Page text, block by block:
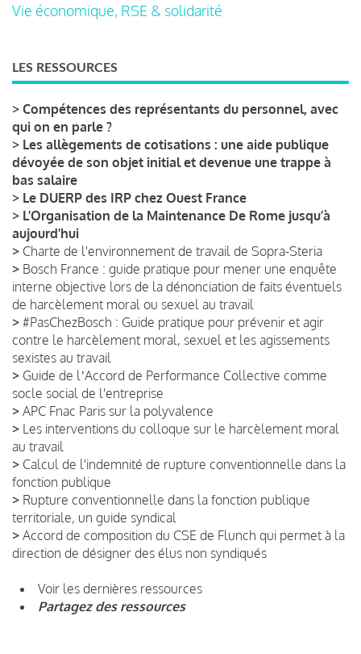
Vie économique, RSE & solidarité
LES RESSOURCES
> Compétences des représentants du personnel, avec
qui on en parle ?
> Les allègements de cotisations : une aide publique
dévoyée de son objet initial et devenue une trappe à
bas salaire
> Le DUERP des IRP chez Ouest France
> L’Organisation de la Maintenance De Rome jusqu’à
aujourd’hui
> Charte de l'environnement de travail de Sopra-Steria
> Bosch France : guide pratique pour mener une enquête
interne objective lors de la dénonciation de faits éventuels
de harcèlement moral ou sexuel au travail
> #PasChezBosch : Guide pratique pour prévenir et agir
contre le harcèlement moral, sexuel et les agissements
sexistes au travail
> Guide de lʼAccord de Performance Collective comme
socle social de l'entreprise
> APC Fnac Paris sur la polyvalence
> Les interventions du colloque sur le harcèlement moral
au travail
> Calcul de l'indemnité de rupture conventionnelle dans la
fonction publique
> Rupture conventionnelle dans la fonction publique
territoriale, un guide syndical
> Accord de composition du CSE de Flunch qui permet à la
direction de désigner des élus non syndiqués
Voir les dernières ressources
Partagez des ressources